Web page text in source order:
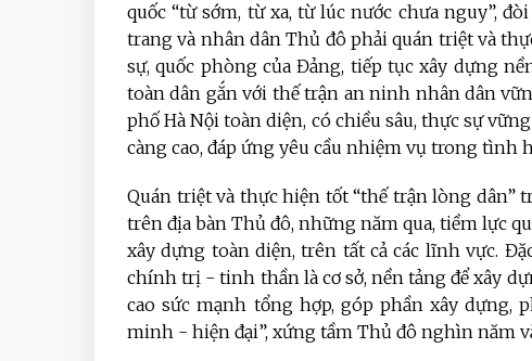
quốc “từ sớm, từ xa, từ lúc nước chưa nguy”,
trang và nhân dân Thủ đô phải quán triệt và
sự, quốc phòng của Đảng, tiếp tục xây dựng
toàn dân gắn với thế trận an ninh nhân dân
phố Hà Nội toàn diện, có chiều sâu, thực sự
càng cao, đáp ứng yêu cầu nhiệm vụ trong tình
Quán triệt và thực hiện tốt “thế trận lòng
trên địa bàn Thủ đô, những năm qua, tiềm lực
xây dựng toàn diện, trên tất cả các lĩnh vực.
chính trị - tinh thần là cơ sở, nền tảng để xây
cao sức mạnh tổng hợp, góp phần xây
minh - hiện đại”, xứng tầm Thủ đô nghìn năm